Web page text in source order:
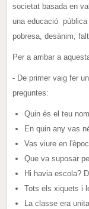
societat basada en
una educació
pobresa, desànim,
Per a arribar a
- De primer vaig fer
preguntes:
Quin és el teu
En quin any vas
Vas viure en
Que va suposar
Hi havia escola?
Tots els xiquets i
La classe era